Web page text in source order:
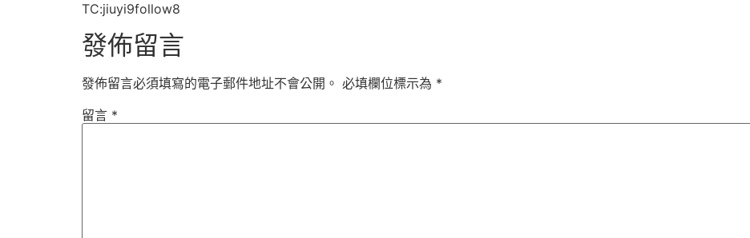
TC:jiuyi9follow8
發佈留言
發佈留言必須填寫的電子郵件地址不會公開。 必填欄位標示為 *
留言 *